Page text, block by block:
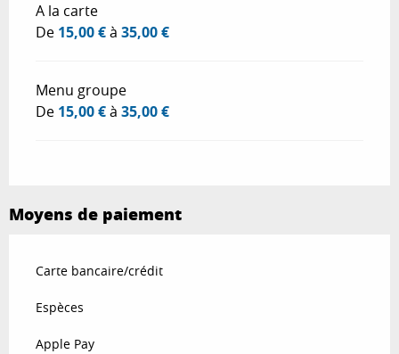
A la carte
De 15,00 €à 35,00 €
Menu groupe
De 15,00 €à 35,00 €
Moyens de paiement
Carte bancaire/crédit
Espèces
Apple Pay